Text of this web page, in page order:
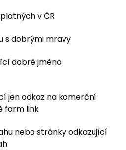
v ČR
s dobrými mravy
dobré jméno
jen odkaz na komerční
farm link
nebo stránky odkazující